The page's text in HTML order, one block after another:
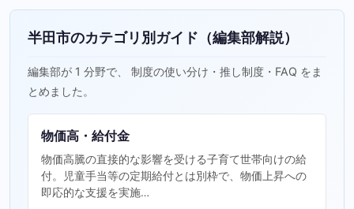
半田市のカテゴリ別ガイド（編集部解説）
編集部が 1 分野で、 制度の使い分け・推し制度・FAQ をま
とめました。
物価高・給付金
物価高騰の直接的な影響を受ける子育て世帯向けの給
付。児童手当等の定期給付とは別枠で、物価上昇への
即応的な支援を実施…